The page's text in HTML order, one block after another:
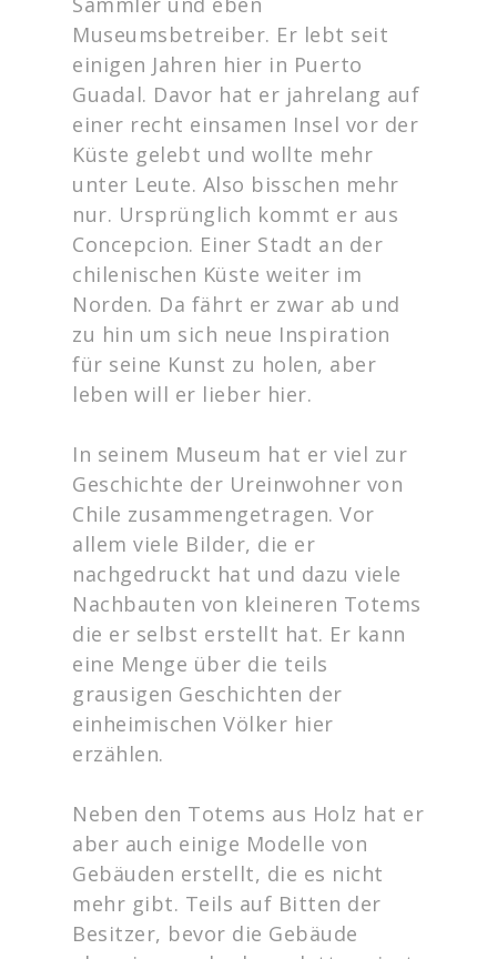
Museumsbetreiber. Er lebt seit
einigen Jahren hier in Puerto
Guadal. Davor hat er jahrelang auf
einer recht einsamen Insel vor der
Küste gelebt und wollte mehr
unter Leute. Also bisschen mehr
nur. Ursprünglich kommt er aus
Concepcion. Einer Stadt an der
chilenischen Küste weiter im
Norden. Da fährt er zwar ab und
zu hin um sich neue Inspiration
für seine Kunst zu holen, aber
leben will er lieber hier.
In seinem Museum hat er viel zur
Geschichte der Ureinwohner von
Chile zusammengetragen. Vor
allem viele Bilder, die er
nachgedruckt hat und dazu viele
Nachbauten von kleineren Totems
die er selbst erstellt hat. Er kann
eine Menge über die teils
grausigen Geschichten der
einheimischen Völker hier
erzählen.
Neben den Totems aus Holz hat er
aber auch einige Modelle von
Gebäuden erstellt, die es nicht
mehr gibt. Teils auf Bitten der
Besitzer, bevor die Gebäude